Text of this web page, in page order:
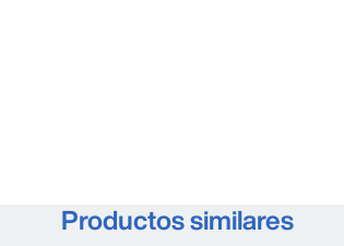
Productos similares